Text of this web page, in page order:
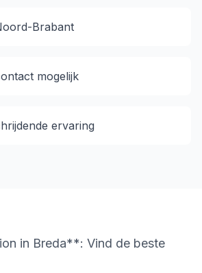
Brabant
mogelijk
ervaring
in Breda**: Vind de beste